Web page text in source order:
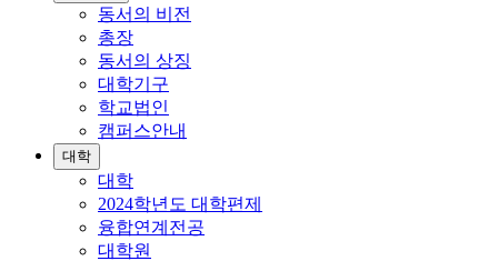
동서의 비전
총장
동서의 상징
대학기구
학교법인
캠퍼스안내
대학
대학
2024학년도 대학편제
융합연계전공
대학원